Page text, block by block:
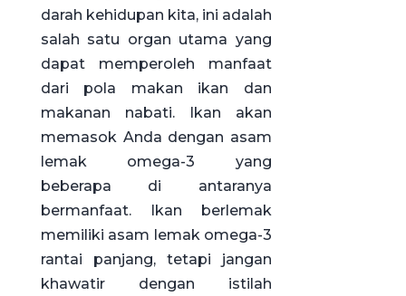
darah kehidupan kita, ini adalah
salah satu organ utama yang
dapat memperoleh manfaat
dari pola makan ikan dan
makanan nabati. Ikan akan
memasok Anda dengan asam
lemak omega-3 yang
beberapa di antaranya
bermanfaat. Ikan berlemak
memiliki asam lemak omega-3
rantai panjang, tetapi jangan
khawatir dengan istilah